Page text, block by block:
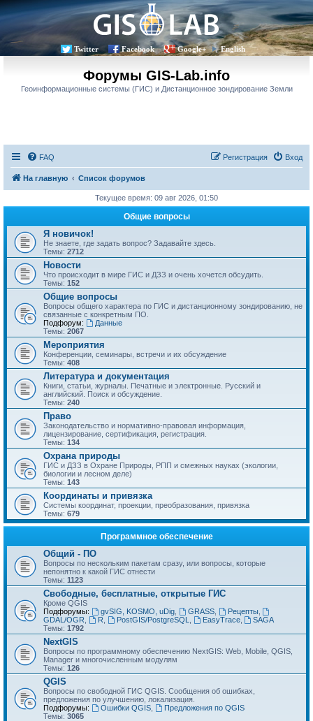
Twitter Facebook Google+ English
Форумы GIS-Lab.info
Геоинформационные системы (ГИС) и Дистанционное зондирование Земли
FAQ Вход
Регистрация
На главную Список форумов
Текущее время: 09 авг 2026, 01:50
Общие вопросы
Я новичок!
Не знаете, где задать вопрос? Задавайте здесь.
Темы: 2712
Новости
Что происходит в мире ГИС и ДЗЗ и очень хочется обсудить.
Темы: 152
Общие вопросы
Вопросы общего характера по ГИС и дистанционному зондированию, не
связанные с конкретным ПО.
Подфорум:
Данные
Темы: 2067
Мероприятия
Конференции, семинары, встречи и их обсуждение
Темы: 408
Литература и документация
Книги, статьи, журналы. Печатные и электронные. Русский и
английский. Поиск и обсуждение.
Темы: 240
Право
Законодательство и нормативно-правовая информация,
лицензирование, сертификация, регистрация.
Темы: 134
Охрана природы
ГИС и ДЗЗ в Охране Природы, РПП и смежных науках (экологии,
биологии и лесном деле)
Темы: 143
Координаты и привязка
Системы координат, проекции, преобразования, привязка
Темы: 679
Программное обеспечение
Общий - ПО
Вопросы по нескольким пакетам сразу, или вопросы, которые
непонятно к какой ГИС отнести
Темы: 1123
Свободные, бесплатные, открытые ГИС
Кроме QGIS
Подфорумы:
gvSIG, KOSMO, uDig, GRASS, Рецепты,
GDAL/OGR
R PostGIS/PostgreSQL EasyTrace,
SAGA
Темы: 1792
NextGIS
Вопросы по программному обеспечению NextGIS: Web, Mobile, QGIS,
Manager и многочисленным модулям
Темы: 126
QGIS
Вопросы по свободной ГИС QGIS. Сообщения об ошибках,
предложения по улучшению, локализация.
Подфорумы:
Ошибки QGIS,
Предложения по QGIS
Темы: 3065